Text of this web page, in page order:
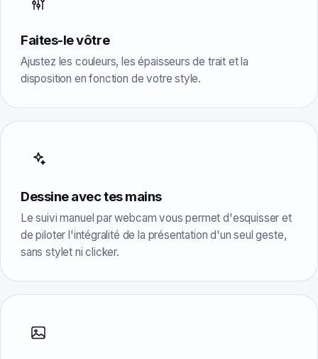
Faites-le vôtre
Ajustez les couleurs, les épaisseurs de trait et la
disposition en fonction de votre style.
Dessine avec tes mains
Le suivi manuel par webcam vous permet d'esquisser et
de piloter l'intégralité de la présentation d'un seul geste,
sans stylet ni clicker.